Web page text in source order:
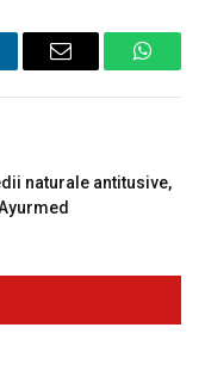
Email
naturale antitusive,